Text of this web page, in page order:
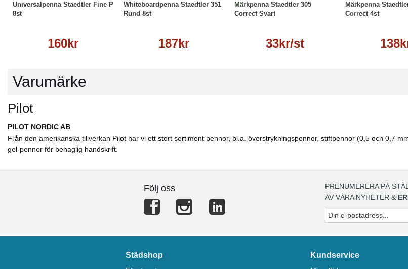
Universalpenna Staedtler Fine P
8st
160kr
Whiteboardpenna Staedtler 351
Rund 8st
187kr
Märkpenna Staedtler 305
Correct Svart
33kr/st
Märkpenna
Correct 4st
Varumärke
Pilot
PILOT NORDIC AB
Från den amerikanska tillverkan Pilot har vi ett stort sortiment pennor, bl.a. överstrykningspennor, stiftpennor (0,5 och 0,7
gel-pennor för behaglig handskrift.
Följ oss
PRENUMERERA PÅ
AV VÅRA NYHETER &
Städshop Kundservice